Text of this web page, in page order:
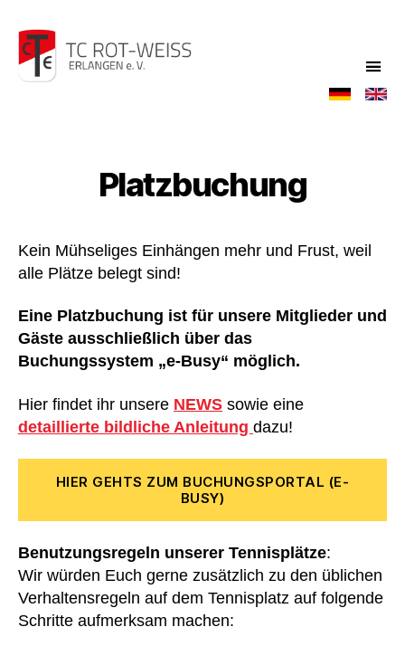
Platzbuchung
Kein Mühseliges Einhängen mehr und Frust, weil
alle Plätze belegt sind!
Eine Platzbuchung ist für unsere Mitglieder und
Gäste ausschließlich über das
Buchungssystem „e-Busy“ möglich.
Hier findet ihr unsere NEWS sowie eine
detaillierte bildliche Anleitung dazu!
HIER GEHTS ZUM BUCHUNGSPORTAL (E-
BUSY)
Benutzungsregeln unserer Tennisplätze:
Wir würden Euch gerne zusätzlich zu den üblichen
Verhaltensregeln auf dem Tennisplatz auf folgende
Schritte aufmerksam machen: